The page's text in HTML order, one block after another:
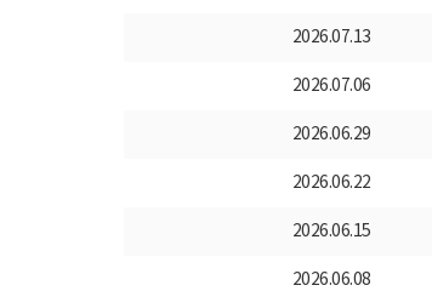
2026.07.13
2026.07.06
2026.06.29
2026.06.22
2026.06.15
2026.06.08